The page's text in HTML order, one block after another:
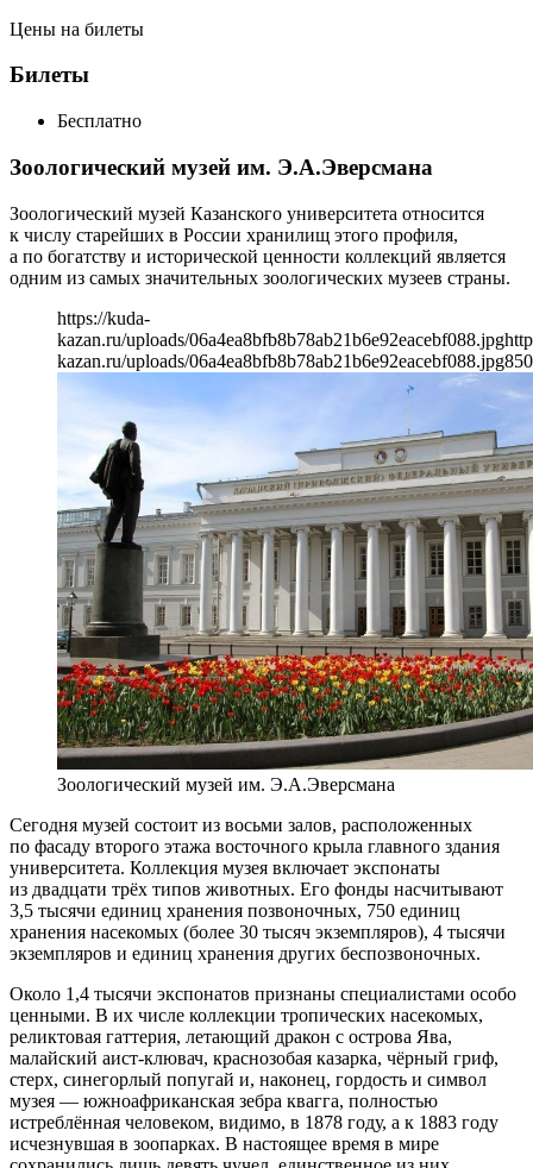
Цены на билеты
Билеты
Бесплатно
Зоологический музей им. Э.А.Эверсмана
Зоологический музей Казанского университета относится
к числу старейших в России хранилищ этого профиля,
а по богатству и исторической ценности коллекций является
одним из самых значительных зоологических музеев страны.
https://kuda-
kazan.ru/uploads/06a4ea8bfb8b78ab21b6e92eacebf088.jpg
kazan.ru/uploads/06a4ea8bfb8b78ab21b6e92eacebf088.jpg850
Зоологический музей им. Э.А.Эверсмана
Сегодня музей состоит из восьми залов, расположенных
по фасаду второго этажа восточного крыла главного здания
университета. Коллекция музея включает экспонаты
из двадцати трёх типов животных. Его фонды насчитывают
3,5 тысячи единиц хранения позвоночных, 750 единиц
хранения насекомых (более 30 тысяч экземпляров), 4 тысячи
экземпляров и единиц хранения других беспозвоночных.
Около 1,4 тысячи экспонатов признаны специалистами особо
ценными. В их числе коллекции тропических насекомых,
реликтовая гаттерия, летающий дракон с острова Ява,
малайский аист-клювач, краснозобая казарка, чёрный гриф,
стерх, синегорлый попугай и, наконец, гордость и символ
музея — южноафриканская зебра квагга, полностью
истреблённая человеком, видимо, в 1878 году, а к 1883 году
исчезнувшая в зоопарках. В настоящее время в мире